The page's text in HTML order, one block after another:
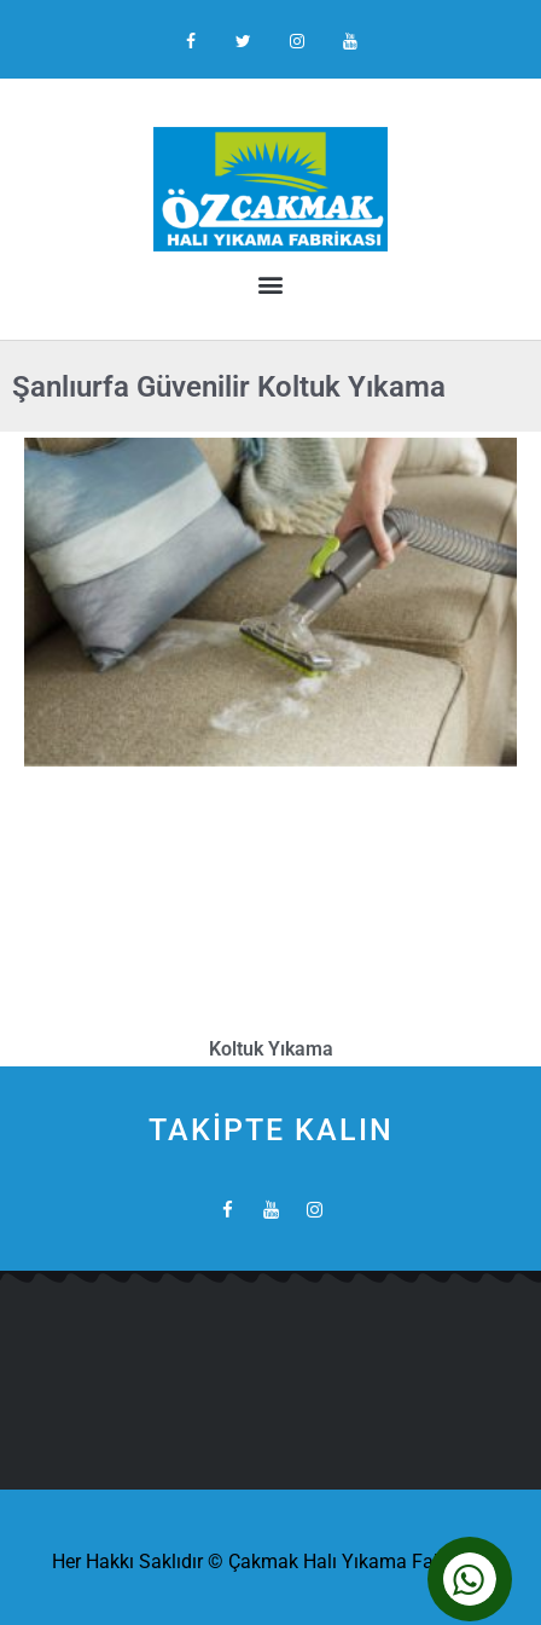
Şanlıurfa Güvenilir Koltuk Yıkama
Koltuk Yıkama
TAKİPTE KALIN
Her Hakkı Saklıdır © Çakmak Halı Yıkama Fabrikası